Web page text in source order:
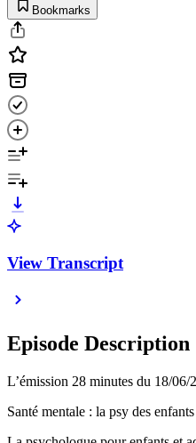
Bookmarks
View Transcript
Episode Description
L’émission 28 minutes du 18/06/
Santé mentale : la psy des